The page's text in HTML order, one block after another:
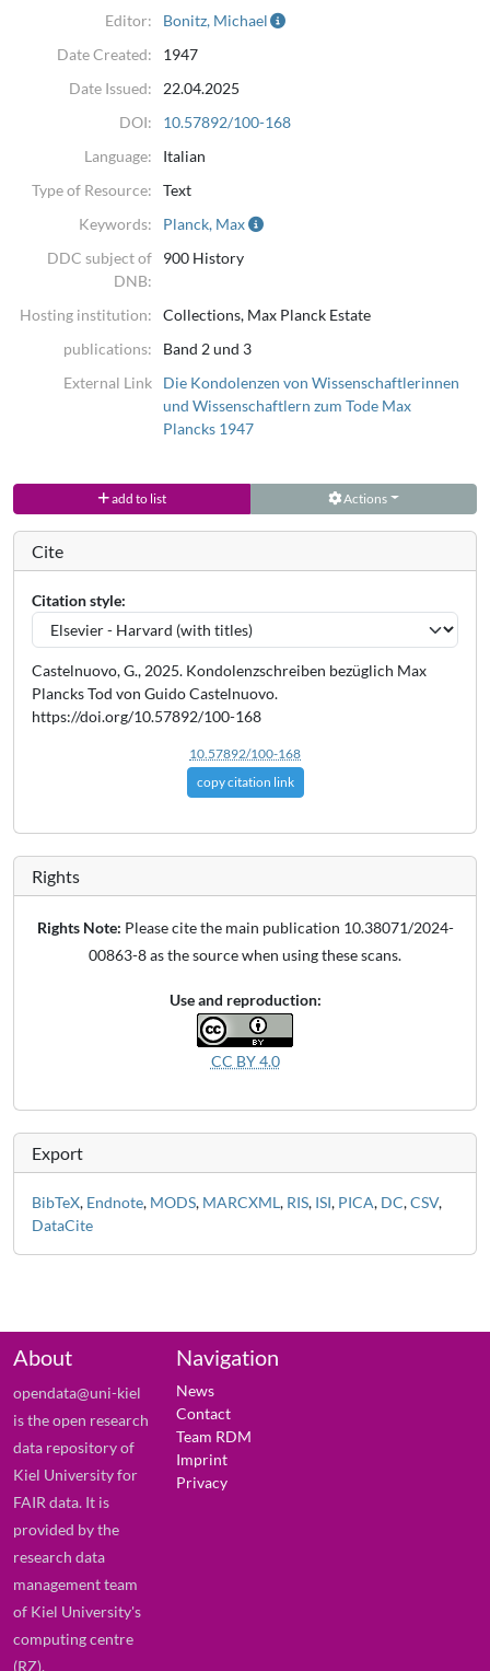
Editor:
Bonitz, Michael
Date Created:
1947
Date Issued:
22.04.2025
DOI:
10.57892/100-168
Language:
Italian
Type of Resource:
Text
Keywords:
Planck, Max
DDC subject of
DNB:
900 History
Hosting institution:
Collections, Max Planck Estate
publications:
Band 2 und 3
External Link
Die Kondolenzen von Wissenschaftlerinnen
und Wissenschaftlern zum Tode Max
Plancks 1947
add to list Actions
Cite
Citation style:
Castelnuovo, G., 2025. Kondolenzschreiben bezüglich Max
Plancks Tod von Guido Castelnuovo.
https://doi.org/10.57892/100-168
10.57892/100-168
copy citation link
Rights
Rights Note: Please cite the main publication 10.38071/2024-
00863-8 as the source when using these scans.
Use and reproduction:
CC BY 4.0
Export
BibTeX, Endnote, MODS, MARCXML, RIS, ISI, PICA, DC,CSV,
DataCite
About
opendata@uni-kiel
is the open research
data repository of
Kiel University for
FAIR data. It is
provided by the
research data
management team
of Kiel University's
computing centre
(RZ).
Navigation
News
Contact
Team RDM
Imprint
Privacy